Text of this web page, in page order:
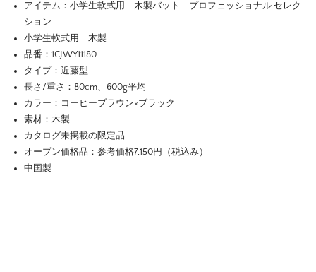
アイテム：小学生軟式用 木製バット プロフェッショナル セレク
ション
小学生軟式用 木製
品番：1CJWY11180
タイプ：近藤型
長さ/重さ：80cm、600g平均
カラー：コーヒーブラウン×ブラック
素材：木製
カタログ未掲載の限定品
オープン価格品：参考価格7,150円（税込み）
中国製